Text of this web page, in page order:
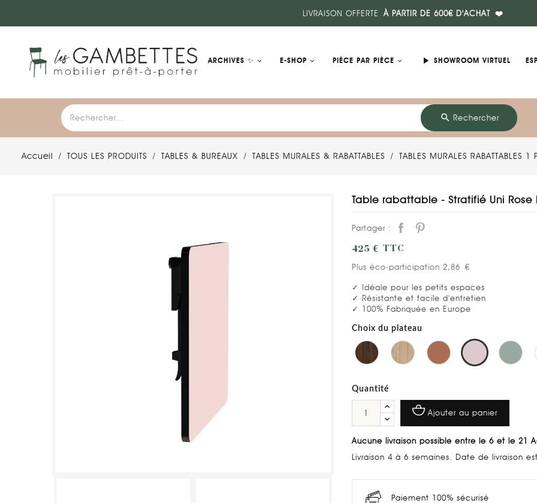
LIVRAISON OFFERTE À PARTIR DE 600€ D'ACHAT ❤️
ARCHIVES ✨ E-SHOP PIÈCE PAR PIÈCE play_arrow SHOWROOM VIRTUEL
search Rechercher
Accueil TOUS LES PRODUITS TABLES & BUREAUX TABLES MURALES & RABATTABLES TABLES MURALES RABATTABLES 1
Table rabattable - Stratifié Uni Rose
Partager :
425 € TTC
Plus éco-participation 2,86 €
✓ Idéale pour les petits espaces
✓ Résistante et facile d'entretien
✓ 100% Fabriquée en Europe
Choix du plateau
Quantité
Ajouter au panier
Aucune livraison possible entre le 6 et le 21
Livraison 4 à 6 semaines. Date de livraison
Paiement 100% sécurisé